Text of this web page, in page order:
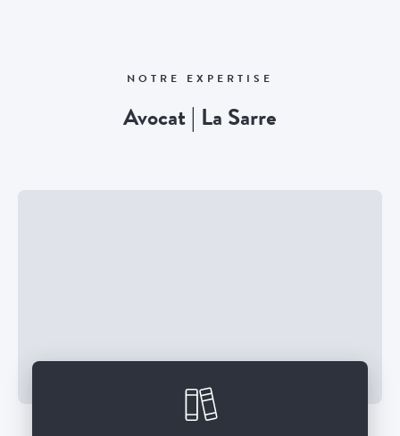
NOTRE EXPERTISE
Avocat | La Sarre